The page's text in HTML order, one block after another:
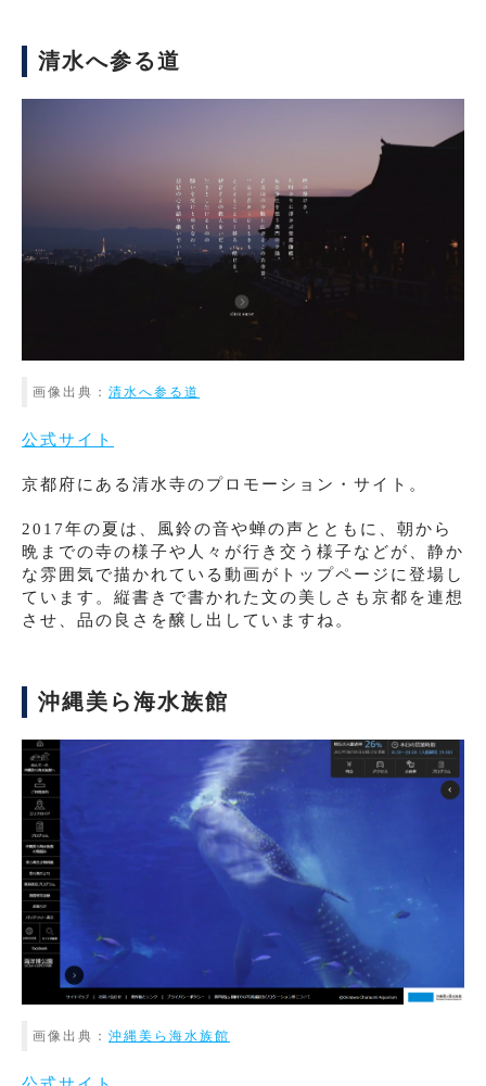
清水へ参る道
画像出典： 清水へ参る道
公式サイト
京都府にある清水寺のプロモーション・サイト。
2017年の夏は、風鈴の音や蝉の声とともに、朝から
晩までの寺の様子や人々が行き交う様子などが、静か
な雰囲気で描かれている動画がトップページに登場し
ています。縦書きで書かれた文の美しさも京都を連想
させ、品の良さを醸し出していますね。
沖縄美ら海水族館
画像出典： 沖縄美ら海水族館